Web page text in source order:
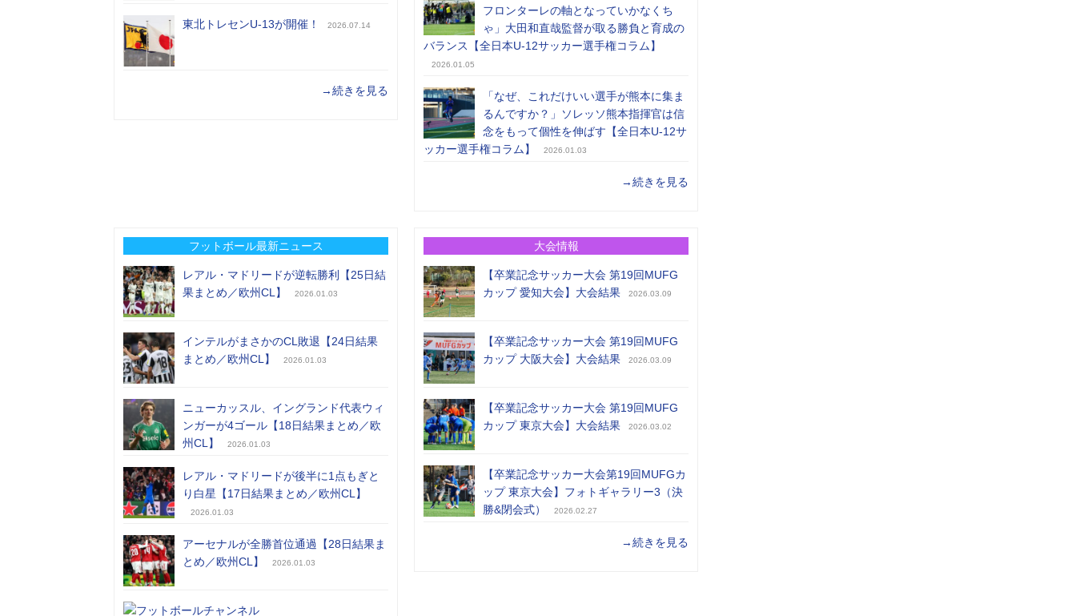
東北トレセンU-13が開催！ 2026.07.14
→続きを見る
フロンターレの軸となっていかなくち
ゃ」大田和直哉監督が取る勝負と育成の
バランス【全日本U-12サッカー選手権コラム】
2026.01.05
「なぜ、これだけいい選手が熊本に集ま
るんですか？」ソレッソ熊本指揮官は信
念をもって個性を伸ばす【全日本U-12サ
ッカー選手権コラム】
2026.01.03
→続きを見る
フットボール最新ニュース
レアル・マドリードが逆転勝利【25日結
果まとめ／欧州CL】
2026.01.03
インテルがまさかのCL敗退【24日結果
まとめ／欧州CL】
2026.01.03
ニューカッスル、イングランド代表ウィ
ンガーが4ゴール【18日結果まとめ／欧
州CL】
2026.01.03
レアル・マドリードが後半に1点もぎと
り白星【17日結果まとめ／欧州CL】
2026.01.03
アーセナルが全勝首位通過【28日結果ま
とめ／欧州CL】
2026.01.03
大会情報
【卒業記念サッカー大会 第19回MUFG
カップ 愛知大会】大会結果
2026.03.09
【卒業記念サッカー大会 第19回MUFG
カップ 大阪大会】大会結果
2026.03.09
【卒業記念サッカー大会 第19回MUFG
カップ 東京大会】大会結果
2026.03.02
【卒業記念サッカー大会第19回MUFGカ
ップ 東京大会】フォトギャラリー3（決
勝&閉会式）
2026.02.27
→続きを見る